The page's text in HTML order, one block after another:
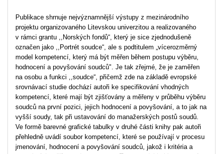
Publikace shrnuje nejvýznamnější výstupy z mezinárodního
projektu organizovaného Litevskou univerzitou a realizovaného
v rámci grantu ,,Norských fondů“, který je sice zjednodušeně
označen jako ,,Portrét soudce“, ale s podtitulem „vícerozměrný
model kompetencí, který má být měřen během postupu výběru,
hodnocení a povyšování soudců". Je tak zřejmé, že je zaměřen
na osobu a funkci ,,soudce“, přičemž zde na základě evropské
srovnávací studie dochází autoři ke specifikování vhodných
kompetencí, které mají být zjišťovány a měřeny v průběhu výběru
soudců na první pozici, jejich hodnocení a povyšování, a to jak na
vyšší soudy, tak při ustavování do manažerských postů soudů.
Ve formě barevné grafické tabulky v druhé části knihy pak autoři
přehledně uvádí soubor kompetencí, které se používají v procesu
jmenování, hodnocení a povyšování soudců, jakož i kritéria a